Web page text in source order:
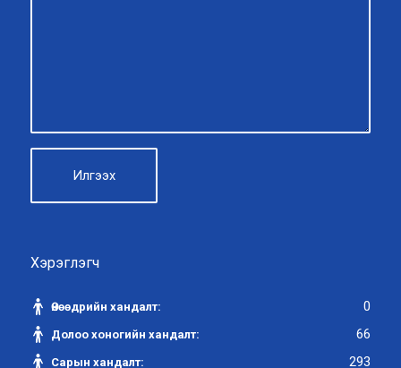
Хэрэглэгч
Өнөөдрийн хандалт: 0
Долоо хоногийн хандалт: 66
Сарын хандалт: 293